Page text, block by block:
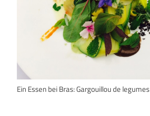
Ein Essen bei Bras: Gargouillou de legumes